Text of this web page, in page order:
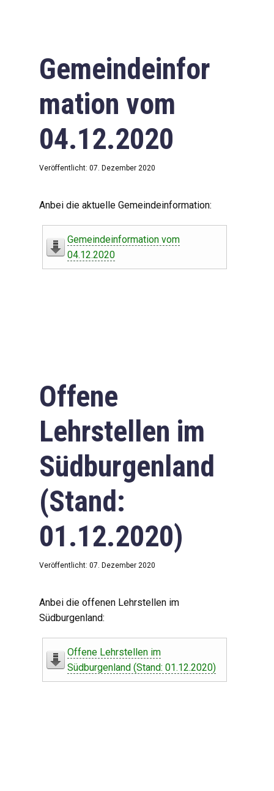
Gemeindeinfor
mation vom
04.12.2020
Veröffentlicht: 07. Dezember 2020
Anbei die aktuelle Gemeindeinformation:
Gemeindeinformation vom
04.12.2020
Offene
Lehrstellen im
Südburgenland
(Stand:
01.12.2020)
Veröffentlicht: 07. Dezember 2020
Anbei die offenen Lehrstellen im
Südburgenland:
Offene Lehrstellen im
Südburgenland (Stand: 01.12.2020)